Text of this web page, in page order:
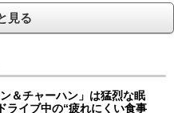
見る
＆チャーハン」は猛烈な眠
イブ中の“疲れにくい食事